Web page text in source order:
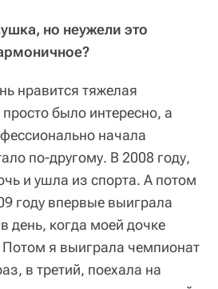
но неужели это
нравится тяжелая
было интересно, а
начала
по-другому. В 2008 году,
и ушла из спорта. А потом
году впервые выиграла
день, когда моей дочке
Потом я выиграла чемпионат
в третий, поехала на